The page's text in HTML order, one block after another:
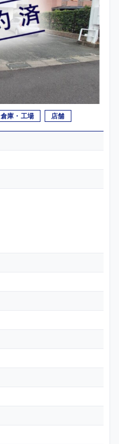
倉庫・工場 店舗